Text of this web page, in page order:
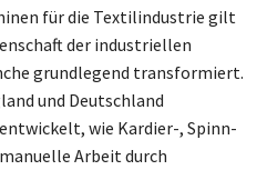
für die Textilindustrie gilt
der industriellen
grundlegend transformiert.
und Deutschland
wie Kardier-, Spinn-
Arbeit durch